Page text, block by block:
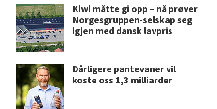
Kiwi måtte gi opp – nå prøver
Norgesgruppen-selskap seg
igjen med dansk lavpris
Dårligere pantevaner vil
koste oss 1,3 milliarder